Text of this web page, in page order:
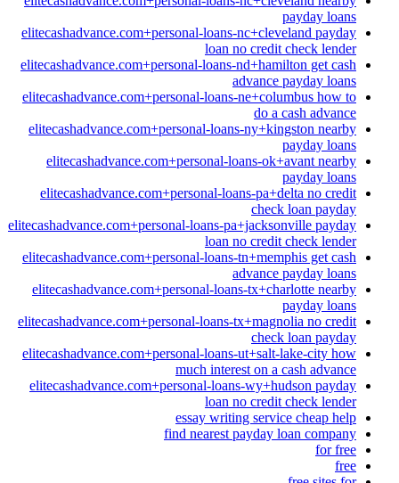
payday loans
elitecashadvance.com+personal-loans-nc+cleveland payday
loan no credit check lender
elitecashadvance.com+personal-loans-nd+hamilton get cash
advance payday loans
elitecashadvance.com+personal-loans-ne+columbus how to
do a cash advance
elitecashadvance.com+personal-loans-ny+kingston nearby
payday loans
elitecashadvance.com+personal-loans-ok+avant nearby
payday loans
elitecashadvance.com+personal-loans-pa+delta no credit
check loan payday
elitecashadvance.com+personal-loans-pa+jacksonville payday
loan no credit check lender
elitecashadvance.com+personal-loans-tn+memphis get cash
advance payday loans
elitecashadvance.com+personal-loans-tx+charlotte nearby
payday loans
elitecashadvance.com+personal-loans-tx+magnolia no credit
check loan payday
elitecashadvance.com+personal-loans-ut+salt-lake-city how
much interest on a cash advance
elitecashadvance.com+personal-loans-wy+hudson payday
loan no credit check lender
essay writing service cheap help
find nearest payday loan company
for free
free